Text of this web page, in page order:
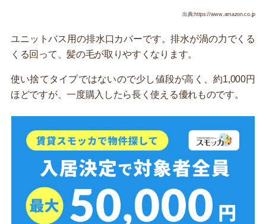
出典:https://www.amazon.co.jp
ユニットバス用の排水口カバーです。排水が渦の力でくる
くる回って、髪の毛が取りやすくなります。
使い捨てタイプではないので少し値段が高く、約1,000円
ほどですが、一度購入したら長く使える優れものです。